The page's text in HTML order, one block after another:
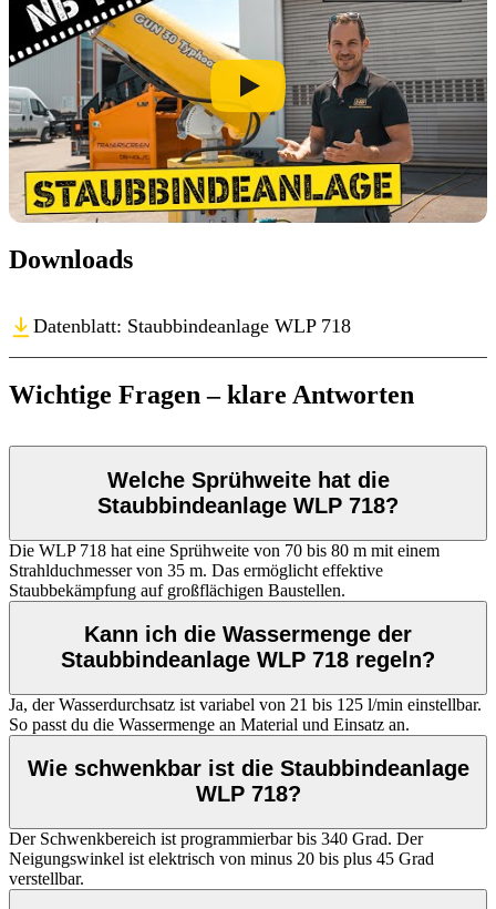
Downloads
Datenblatt: Staubbindeanlage WLP 718
Wichtige Fragen – klare Antworten
Welche Sprühweite hat die
Staubbindeanlage WLP 718?
Die WLP 718 hat eine Sprühweite von 70 bis 80 m mit einem
Strahlduchmesser von 35 m. Das ermöglicht effektive
Staubbekämpfung auf großflächigen Baustellen.
Kann ich die Wassermenge der
Staubbindeanlage WLP 718 regeln?
Ja, der Wasserdurchsatz ist variabel von 21 bis 125 l/min einstellbar.
So passt du die Wassermenge an Material und Einsatz an.
Wie schwenkbar ist die Staubbindeanlage
WLP 718?
Der Schwenkbereich ist programmierbar bis 340 Grad. Der
Neigungswinkel ist elektrisch von minus 20 bis plus 45 Grad
verstellbar.